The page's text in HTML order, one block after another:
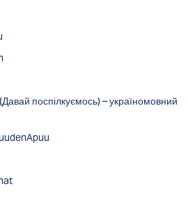
поспілкуємось) – україномовний